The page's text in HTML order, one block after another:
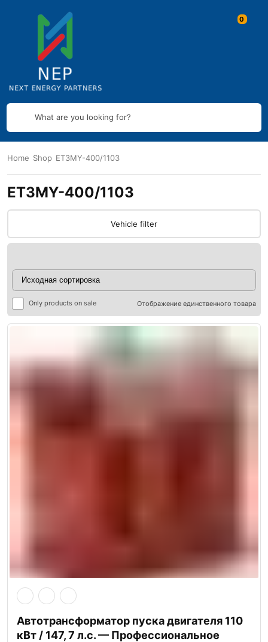
What are you looking for?
Home Shop ET3MY-400/1103
ET3MY-400/1103
Vehicle filter
Only products on sale Отображение единственного товара
Автотрансформатор пуска двигателя 110
кВт / 147, 7 л.с. — Профессиональное